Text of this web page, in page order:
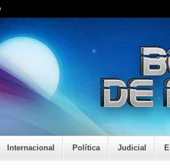
Internacional Política Judicial